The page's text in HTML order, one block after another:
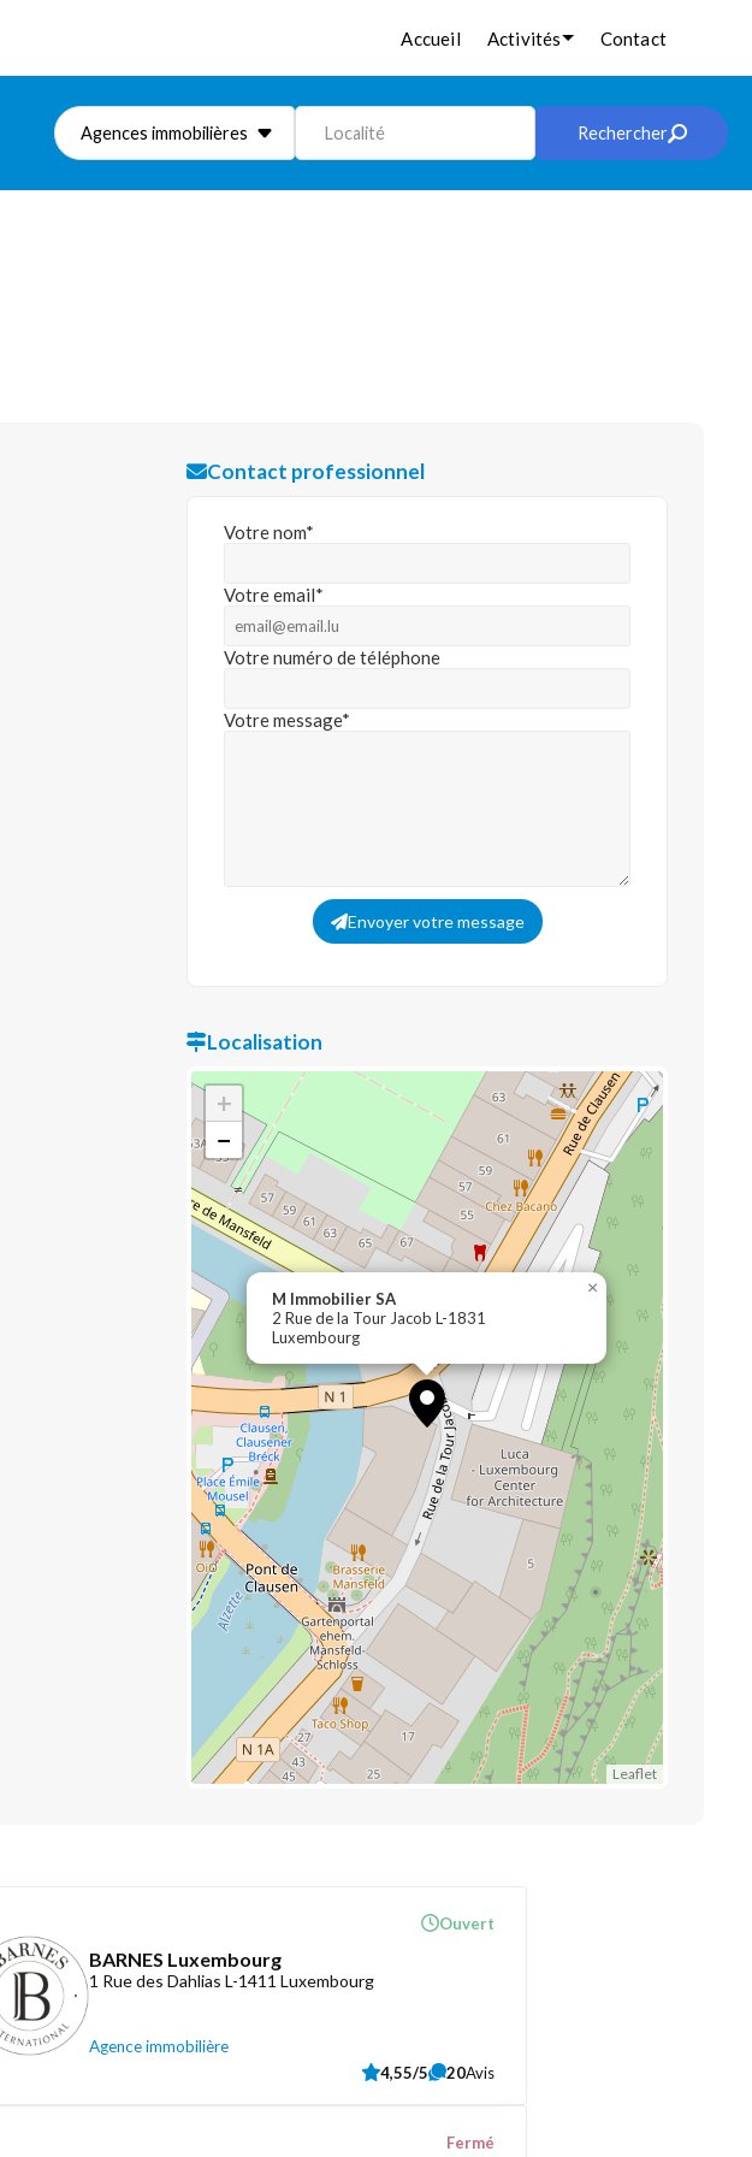
Accueil Activités Contact
Agences immobilières Localité Rechercher
Contact professionnel
Votre nom*
Votre email*
Votre numéro de téléphone
Votre message*
Envoyer votre message
Localisation
M Immobilier SA
2 Rue de la Tour Jacob L-1831
Luxembourg
×
+
−
Leaflet
BARNES Luxembourg
1 Rue des Dahlias L-1411 Luxembourg
Agence immobilière
Ouvert
4,55/5 20Avis
Fermé